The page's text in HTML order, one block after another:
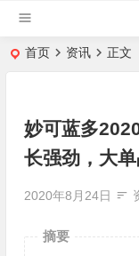
首页 资讯 正文
妙可蓝多
长强劲，大
2020年8月24日
摘要